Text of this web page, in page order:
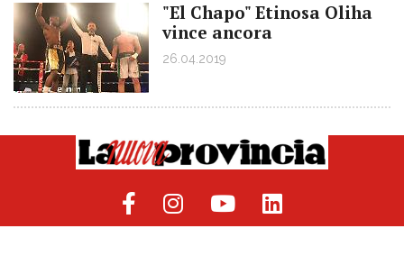
"El Chapo" Etinosa Oliha
vince ancora
26.04.2019